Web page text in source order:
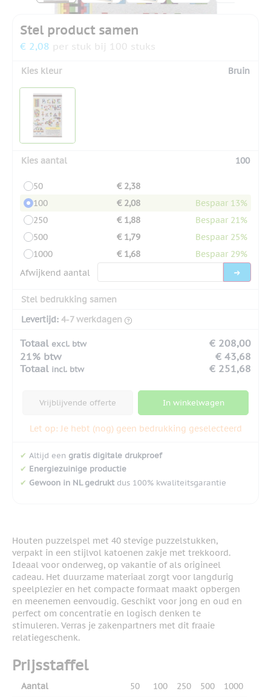
Stel product samen
€ 2,08 per stuk bij 100 stuks
Kies kleur Bruin
Kies aantal 100
50
€ 2,38
100
€ 2,08
Bespaar 13%
250
€ 1,88
Bespaar 21%
500
€ 1,79
Bespaar 25%
1000
€ 1,68
Bespaar 29%
Afwijkend aantal
Stel bedrukking samen
Levertijd: 4-7 werkdagen
Totaal excl. btw
€ 208,00
21% btw
€ 43,68
Totaal incl. btw € 251,68
Vrijblijvende offerte In winkelwagen
Let op: Je hebt (nog) geen bedrukking geselecteerd
✔ Altijd een gratis digitale drukproef
✔ Energiezuinige productie
✔ Gewoon in NL gedruktdus 100% kwaliteitsgarantie
Houten puzzelspel met 40 stevige puzzelstukken,
verpakt in een stijlvol katoenen zakje met trekkoord.
Ideaal voor onderweg, op vakantie of als origineel
cadeau. Het duurzame materiaal zorgt voor langdurig
speelplezier en het compacte formaat maakt opbergen
en meenemen eenvoudig. Geschikt voor jong en oud en
perfect om concentratie en logisch denken te
stimuleren. Verras je zakenpartners met dit fraaie
relatiegeschenk.
Prijsstaffel
Aantal 50 100 250 500 1000